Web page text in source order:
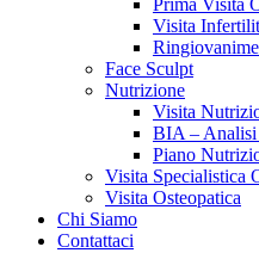
Prima Visita
Visita
Face Sculpt
Nutrizione
Visita
BIA – Analisi
Piano
Visita Specialistica
Visita Osteopatica
Chi Siamo
Contattaci